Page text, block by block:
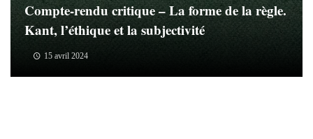
Compte-rendu critique – La forme de la règle.
Kant, l’éthique et la subjectivité
15 avril 2024